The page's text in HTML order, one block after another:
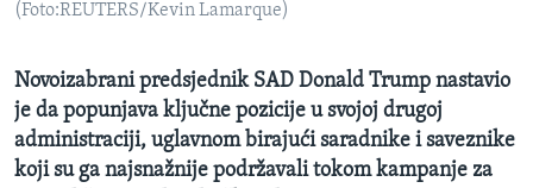
Jezici
(Foto:REUTERS/Kevin Lamarque)
Novoizabrani predsjednik SAD Donald Trump nastavio
je da popunjava ključne pozicije u svojoj drugoj
administraciji, uglavnom birajući saradnike i saveznike
koji su ga najsnažnije podržavali tokom kampanje za